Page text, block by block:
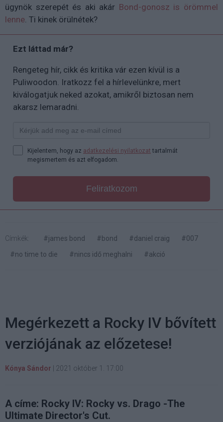
ügynök szerepét és aki akár Bond-gonosz is örömmel
lenne . Ti kinek örülnétek?
Ezt láttad már?
Rengeteg hír, cikk és kritika vár ezen kívül is a
Puliwoodon. Iratkozz fel a hírlevelünkre, mert
kiválogatjuk neked azokat, amikről biztosan nem
akarsz lemaradni.
Kijelentem, hogy az adatkezelési nyilatkozat tartalmát
megismertem és azt elfogadom.
Feliratkozom
Címkék: #james bond #bond #daniel craig
#007
#no time to die
#nincs idő meghalni #akció
Megérkezett a Rocky IV bővített
verziójának az előzetese!
Kónya Sándor 2021 október 1. 17:00
A címe: Rocky IV: Rocky vs. Drago -The
Ultimate Director's Cut.